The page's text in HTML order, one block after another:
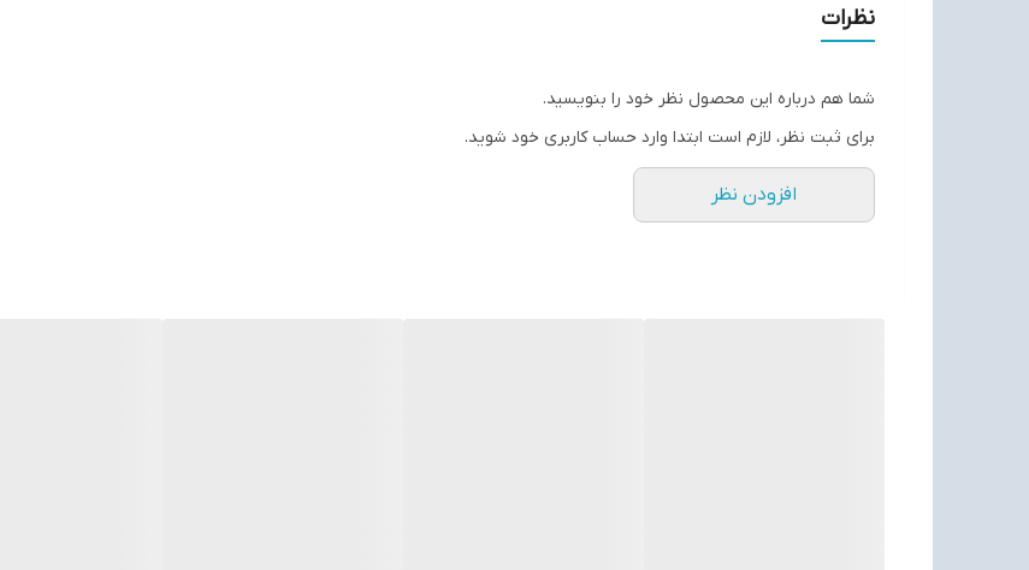
نظرات
شما هم درباره این محصول نظر خود را بنویسید.
برای ثبت نظر، لازم است ابتدا وارد حساب کاربری خود شوید.
افزودن نظر